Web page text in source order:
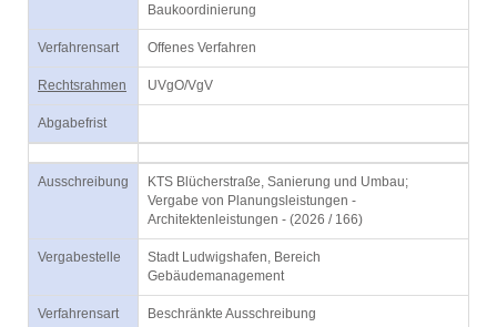
Baukoordinierung
Verfahrensart Offenes Verfahren
Rechtsrahmen UVgO/VgV
Abgabefrist
Ausschreibung
KTS Blücherstraße, Sanierung und Umbau;
Vergabe von Planungsleistungen -
Architektenleistungen - (2026 / 166)
Vergabestelle
Stadt Ludwigshafen, Bereich
Gebäudemanagement
Verfahrensart Beschränkte Ausschreibung